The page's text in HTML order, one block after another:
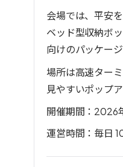
会場では、平安
ベッド型収納ボ
向けのパッケー
場所は高速ター
見やすいポップア
開催期間：2026
運営時間：毎日